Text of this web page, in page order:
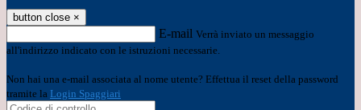
button close ×
E-mail Verrà inviato un messaggio
all'indirizzo indicato con le istruzioni necessarie.
Non hai una e-mail associata al nome utente? Effettua il reset della password
tramite la Login Spaggiari